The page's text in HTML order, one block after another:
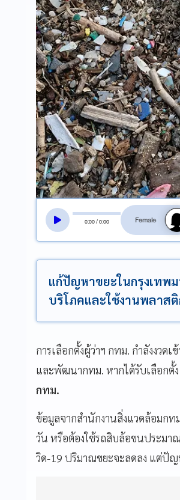
0:00/0:00
สลับเสี
แก้ปัญหาขยะในกรุงเทพ
บริโภคและใช้งานพลาส
การเลือกตั้งผู้ว่าฯ กทม. กำลังงว
และพัฒนากทม. หากได้รับเลือก
กทม.
ข้อมูลจากสำนักงานสิ่งแวดล้อมกท
วัน หรือต้องใช้รถสิบล้อขนประมา
วิด-19 ปริมาณขยะจะลดลง แต่ปัญ